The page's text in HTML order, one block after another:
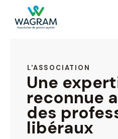
L'ASSOCIATION
Une
reconnue
des
libéraux